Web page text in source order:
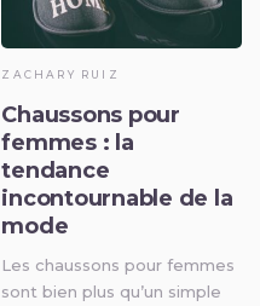
ZACHARY RUIZ
Chaussons pour
femmes : la
tendance
incontournable de la
mode
Les chaussons pour femmes
sont bien plus qu’un simple